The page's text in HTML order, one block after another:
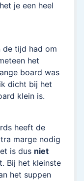
je een heel
de tijd had om
het
board was
dicht bij het
klein is.
heeft de
marge nodig
is dus niet
Bij het kleinste
het suppen